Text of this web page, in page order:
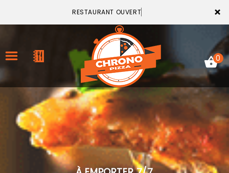
×
RESTAURANT OUVERT
ACCUEIL
LA CARTE
VOTRE COMPTE
0